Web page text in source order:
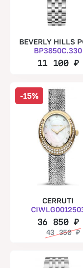
BEVERLY HILLS
BP3850C.330
11 100₽
-15%
CERRUTI
36 850₽
43 350₽